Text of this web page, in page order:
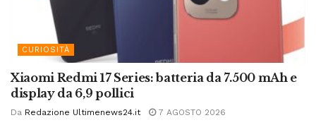
CURIOSITÀ
Xiaomi Redmi 17 Series: batteria da 7.500 mAh e
display da 6,9 pollici
Da Redazione Ultimenews24.it 7 AGOSTO 2026